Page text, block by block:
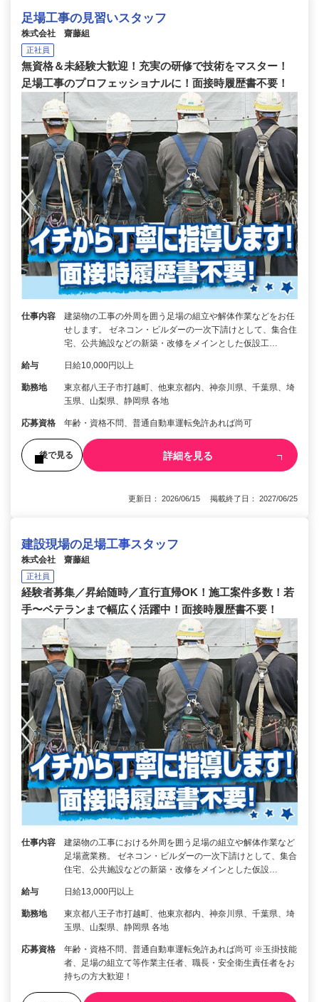
足場工事の見習いスタッフ
株式会社 齋藤組
正社員
無資格＆未経験大歓迎！充実の研修で技術をマスター！
足場工事のプロフェッショナルに！面接時履歴書不要！
仕事内容
建築物の工事の外周を囲う足場の組立や解体作業などをお任
せします。 ゼネコン・ビルダーの一次下請けとして、集合住
宅、公共施設などの新築・改修をメインとした仮設工…
給与 日給10,000円以上
勤務地
東京都八王子市打越町、他東京都内、神奈川県、千葉県、埼
玉県、山梨県、静岡県 各地
応募資格 年齢・資格不問、普通自動車運転免許あれば尚可
後で見る 詳細を見る
更新日： 2026/06/15 掲載終了日： 2027/06/25
建設現場の足場工事スタッフ
株式会社 齋藤組
正社員
経験者募集／昇給随時／直行直帰OK！施工案件多数！若
手〜ベテランまで幅広く活躍中！面接時履歴書不要！
仕事内容
建築物の工事における外周を囲う足場の組立や解体作業など
足場鳶業務。 ゼネコン・ビルダーの一次下請けとして、集合
住宅、公共施設などの新築・改修をメインとした仮設…
給与 日給13,000円以上
勤務地
東京都八王子市打越町、他東京都内、神奈川県、千葉県、埼
玉県、山梨県、静岡県 各地
応募資格
年齢・資格不問、普通自動車運転免許あれば尚可 ※玉掛技能
者、足場の組立て等作業主任者、職長・安全衛生責任者をお
持ちの方大歓迎！